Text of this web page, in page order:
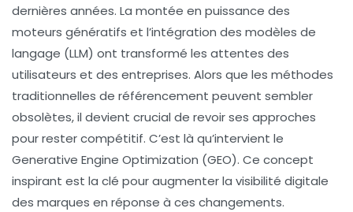
dernières années. La montée en puissance des
moteurs génératifs et l’intégration des modèles de
langage (LLM) ont transformé les attentes des
utilisateurs et des entreprises. Alors que les méthodes
traditionnelles de référencement peuvent sembler
obsolètes, il devient crucial de revoir ses approches
pour rester compétitif. C’est là qu’intervient le
Generative Engine Optimization (GEO). Ce concept
inspirant est la clé pour augmenter la visibilité digitale
des marques en réponse à ces changements.